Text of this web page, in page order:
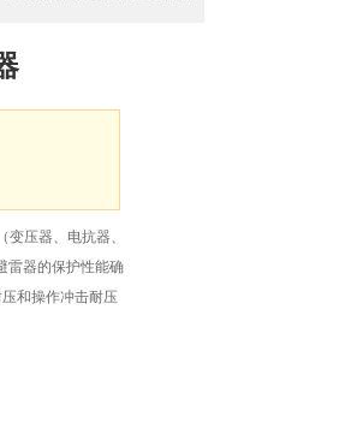
压器、电抗器、
雷器的保护性能确
和操作冲击耐压